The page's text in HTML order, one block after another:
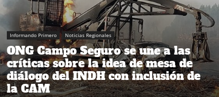
Informando Primero Noticias Regionales
ONG Campo Seguro se une a las
críticas sobre la idea de mesa de
diálogo del INDH con inclusión de
la CAM